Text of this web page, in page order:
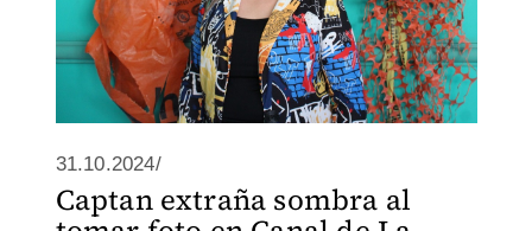
31.10.2024/
Captan extraña sombra al